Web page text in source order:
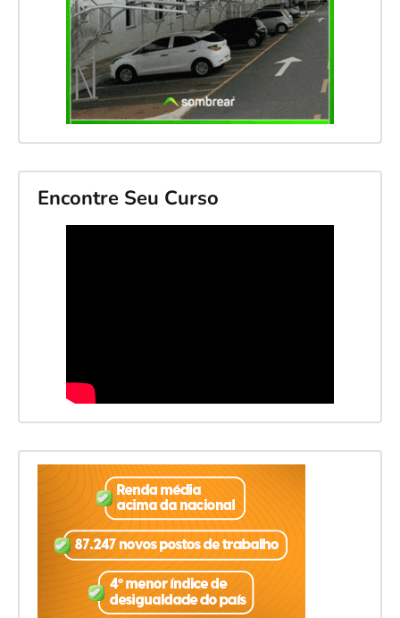
Encontre Seu Curso